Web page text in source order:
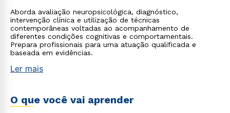
Aborda avaliação neuropsicológica, diagnóstico,
intervenção clínica e utilização de técnicas
contemporâneas voltadas ao acompanhamento de
diferentes condições cognitivas e comportamentais.
Prepara profissionais para uma atuação qualificada e
baseada em evidências.
Ler mais
O que você vai aprender